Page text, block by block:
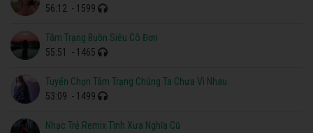
56:12 - 1599
Tâm Trạng Buồn Siêu Cô Đơn
55:51
- 1465
Tuyển Chọn Tâm Trạng Chúng Ta Chưa Vì Nhau
53:09 - 1499
Nhạc Trẻ Remix Tình Xưa Nghĩa Cũ